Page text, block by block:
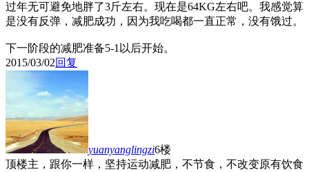
过年无可避免地胖了3斤左右。现在是64KG左右吧。我感觉算
是没有反弹，减肥成功，因为我吃喝都一直正常，没有饿过。
下一阶段的减肥准备5-1以后开始。
2015/03/02回复
yuanyanglingzi6楼
顶楼主，跟你一样，坚持运动减肥，不节食，不改变原有饮食